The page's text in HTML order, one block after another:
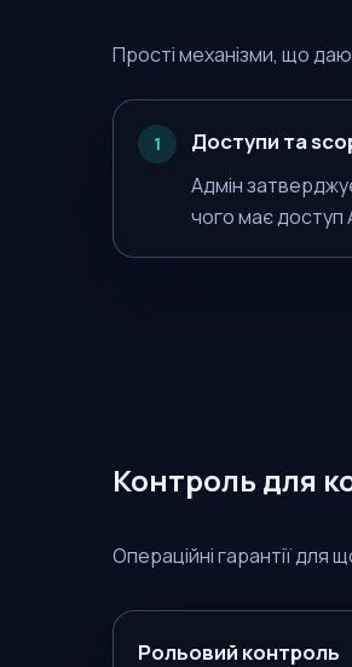
Прості механізми, що
1 Доступи та
Адмін
чого має доступ
Контроль для
Операційні гарантії для
Рольовий контроль